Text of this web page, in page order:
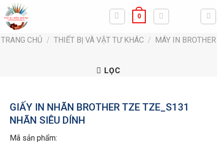
Bỏ
qua
nội
dung
0
TRANG CHỦ / THIẾT BỊ VÀ VẬT TƯ KHÁC / MÁY IN BROTHER
LỌC
GIẤY IN NHÃN BROTHER TZE TZE_S131
NHÃN SIÊU DÍNH
Mã sản phẩm: